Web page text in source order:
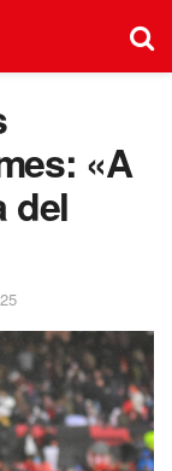
«A
del